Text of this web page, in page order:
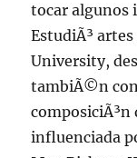
tocar algunos
EstudiÃ³
University,
tambiÃ©n
composiciÃ³n
influenciada